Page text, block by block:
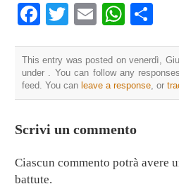
Facebook
Twitter
Email
This entry was posted on venerdì,
under . You can follow any
feed. You can leave a response , or
Scrivi un commento
Ciascun commento potrà avere
battute.